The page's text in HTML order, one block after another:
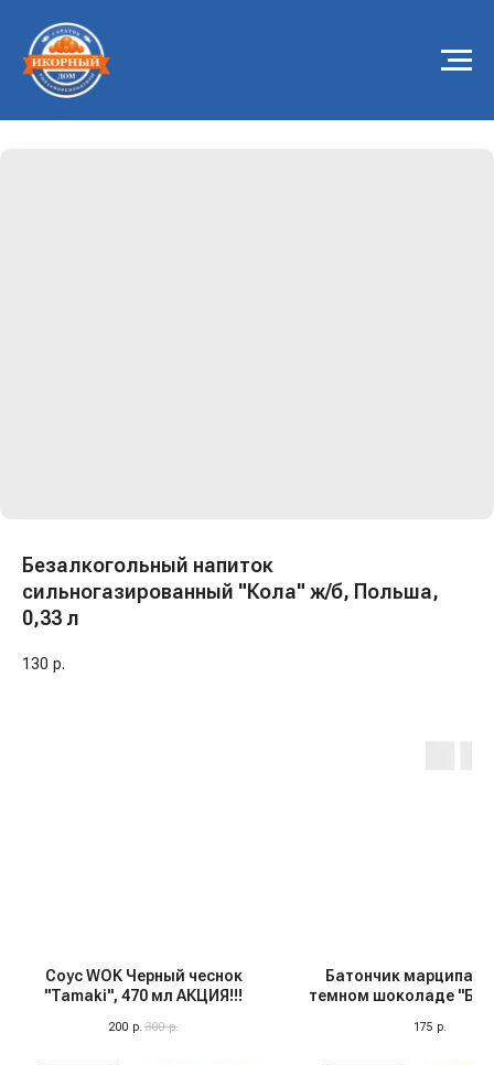
Безалкогольный напиток
сильногазированный "Кола" ж/б, Польша,
0,33 л
130 р.
Соус WOK Черный чеснок
"Tamaki", 470 мл АКЦИЯ!!!
200 р. 300 р.
Батончик
темном шоколаде
175 р.